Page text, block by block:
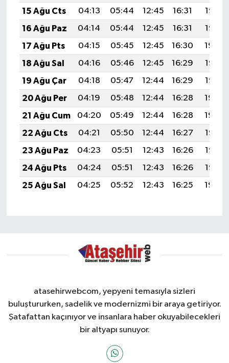
15 Ağu Cts
04:13 05:44 12:45 16:31
19:37
16 Ağu Paz
04:14 05:44 12:45 16:31
19:36
17 Ağu Pts
04:15 05:45 12:45 16:30
19:34
18 Ağu Sal
04:16 05:46 12:45 16:29
19:33
19 Ağu Çar
04:18 05:47 12:44 16:29
19:32
20 Ağu Per
04:19 05:48 12:44 16:28
19:30
21 Ağu Cum
04:20 05:49 12:44 16:28
19:29
22 Ağu Cts
04:21 05:50 12:44 16:27
19:28
23 Ağu Paz
04:23 05:51 12:43 16:26
19:26
24 Ağu Pts
04:24 05:51 12:43 16:26
19:25
25 Ağu Sal
04:25 05:52 12:43 16:25 19:24
atasehirwebcom, yepyeni temasıyla sizleri
buluştururken, sadelik ve modernizmi bir araya getiriyor.
Şatafattan kaçınıyor ve insanlara haber okuyabilecekleri
bir altyapı sunuyor.